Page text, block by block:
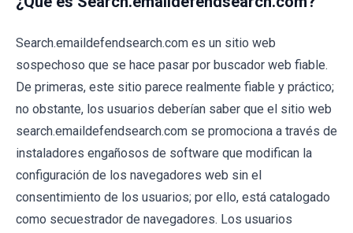
Search.emaildefendsearch.com es un sitio web
sospechoso que se hace pasar por buscador web fiable.
De primeras, este sitio parece realmente fiable y práctico;
no obstante, los usuarios deberían saber que el sitio web
search.emaildefendsearch.com se promociona a través de
instaladores engañosos de software que modifican la
configuración de los navegadores web sin el
consentimiento de los usuarios; por ello, está catalogado
como secuestrador de navegadores. Los usuarios